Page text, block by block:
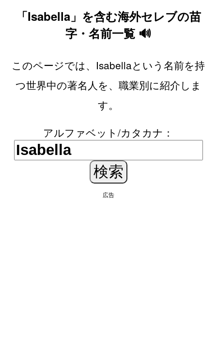
「Isabella」を含む海外セレブの苗
字・名前一覧 🔊
このページでは、Isabellaという名前を持
つ世界中の著名人を、職業別に紹介しま
す。
アルファベット/カタカナ：
広告